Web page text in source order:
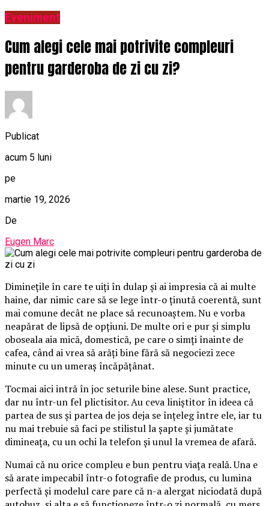
Eveniment
Cum alegi cele mai potrivite compleuri
pentru garderoba de zi cu zi?
Publicat
acum 5 luni
pe
martie 19, 2026
De
Eugen Marc
Diminețile în care te uiți în dulap și ai impresia că ai multe
haine, dar nimic care să se lege într-o ținută coerentă, sunt
mai comune decât ne place să recunoaștem. Nu e vorba
neapărat de lipsă de opțiuni. De multe ori e pur și simplu
oboseala aia mică, domestică, pe care o simți înainte de
cafea, când ai vrea să arăți bine fără să negociezi zece
minute cu un umeraș încăpățânat.
Tocmai aici intră în joc seturile bine alese. Sunt practice,
dar nu într-un fel plictisitor. Au ceva liniștitor în ideea că
partea de sus și partea de jos deja se înțeleg între ele, iar tu
nu mai trebuie să faci pe stilistul la șapte și jumătate
dimineața, cu un ochi la telefon și unul la vremea de afară.
Numai că nu orice compleu e bun pentru viața reală. Una e
să arate impecabil într-o fotografie de produs, cu lumina
perfectă și modelul care pare că n-a alergat niciodată după